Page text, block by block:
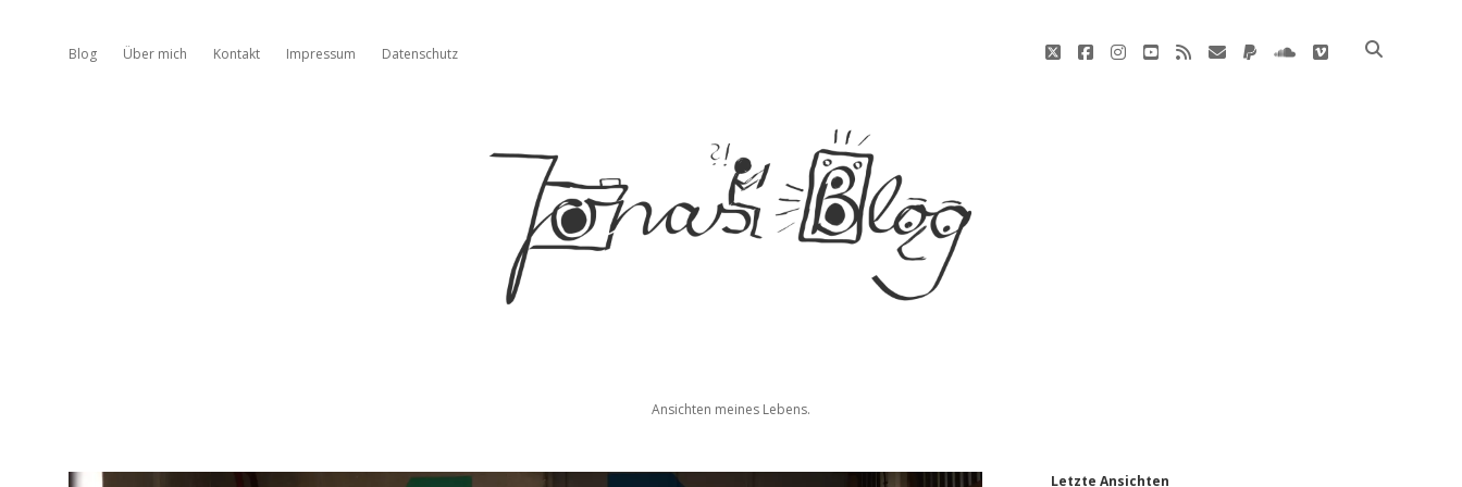
Blog Über mich Kontakt Impressum Datenschutz twitterfacebookinstagram
youtube
rss E-
paypalsoundcloud
vimeo
Jonas'
Ansichten meines Lebens.
Letzte Ansichten